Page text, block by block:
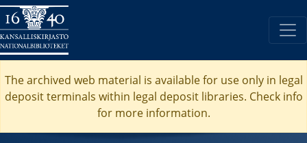
The archived web material is available for use only in legal
deposit terminals within legal deposit libraries. Check info
for more information.